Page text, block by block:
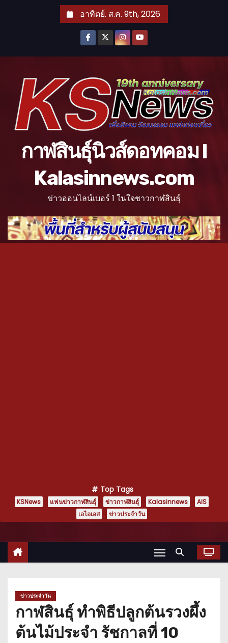
อาทิตย์. ส.ค. 9th, 2026
กาฬสินธุ์นิวส์ดอทคอม l
Kalasinnews.com
ข่าวออนไลน์เบอร์ 1 ในใจชาวกาฬสินธุ์
Top Tags
KSNews แฟนข่าวกาฬสินธุ์ ข่าวกาฬสินธุ์ Kalasinnews
AIS
เอไอเอส
ข่าวประจำวัน
ข่าวประจำวัน
กาฬสินธุ์ ทำพิธีปลูกต้นรวงผึ้ง
ต้นไม้ประจำ รัชกาลที่ 10